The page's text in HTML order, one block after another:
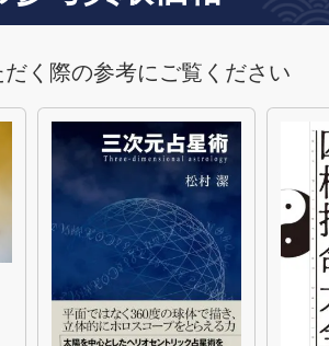
く際の参考にご覧ください